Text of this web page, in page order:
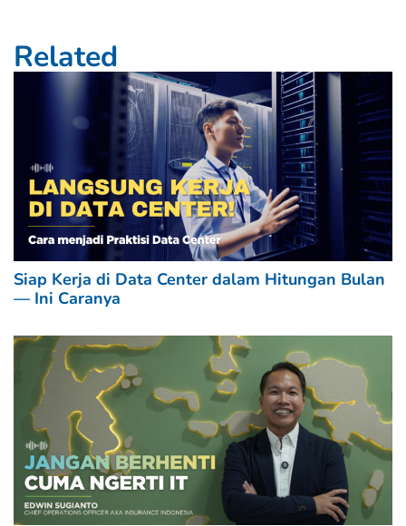
Related
Siap Kerja di Data Center dalam Hitungan Bulan
— Ini Caranya